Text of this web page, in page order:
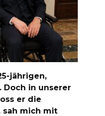
jährigen,
Doch in unserer
er die
sah mich mit